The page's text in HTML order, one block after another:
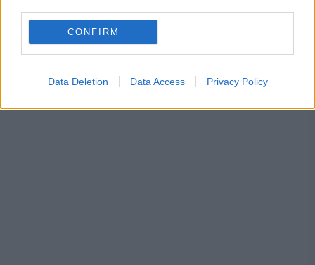
CONFIRM
Data Deletion Data Access Privacy Policy
Rita Ora vine revine în România, la Arenele
Romane. Când se pun biletele în vânzare